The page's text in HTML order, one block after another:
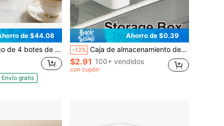
de $44.08
diamantes triturados, con bandeja y tapas, para almacenar azúcar, café y té. Lujosos para la encimera de la cocina, el comedor y la decoración del hogar.
Envío gratis
Ahorro de $0.39
-12% Caja de almacenamiento de rebanadas de queso 8/4/3/2/1-paquete, Caja de almacenamiento de rebanadas de queso para refrigerador, Caja de almacenamiento de bolsas de café y té, Caja de almacenamiento de paquetes de kétchup, Caja de almacenamiento de embalaje de escritorio, Caja de almacenamiento de refrigerador de cocina, Contenedor de almacenamiento de plástico. Diseño de cierre a presión para frescura hermética y portabilidad conveniente.
$2.91 100+ vendidos
con cupón